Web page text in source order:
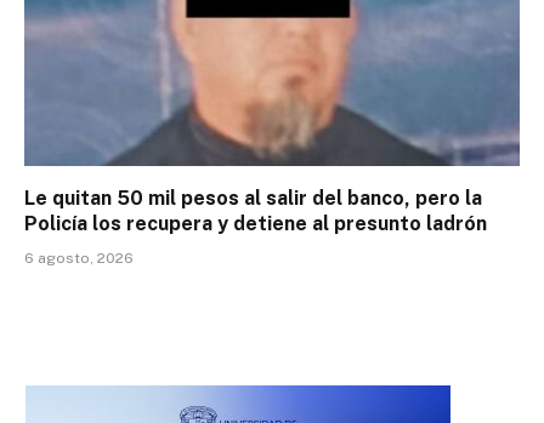
Le quitan 50 mil pesos al salir del banco, pero la
Policía los recupera y detiene al presunto ladrón
6 agosto, 2026